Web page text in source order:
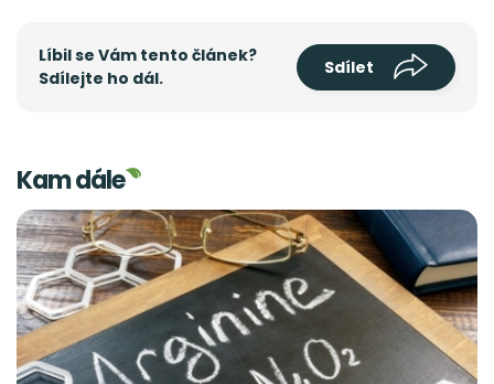
Líbil se Vám tento článek?
Sdílejte ho dál.
Sdílet
Kam dále